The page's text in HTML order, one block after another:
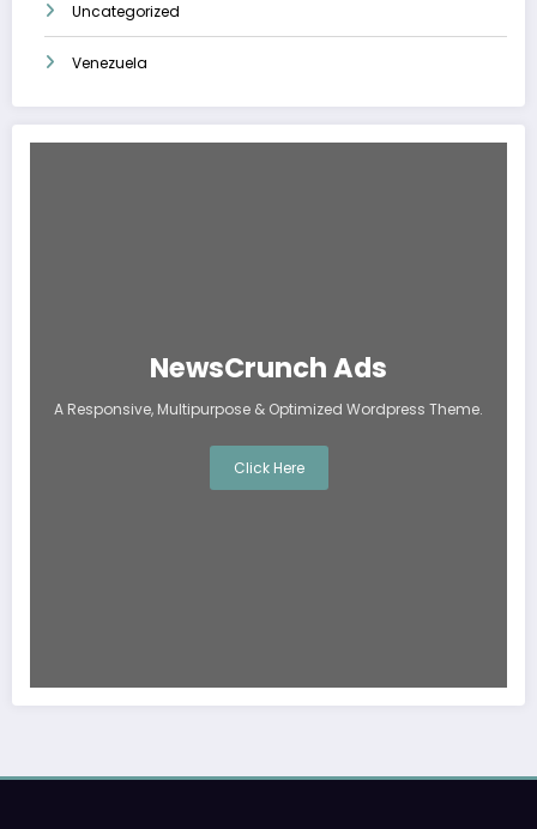
Uncategorized
Venezuela
NewsCrunch Ads
A Responsive, Multipurpose & Optimized Wordpress Theme.
Click Here